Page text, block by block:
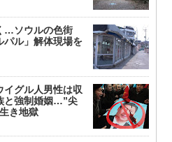
…ソウルの色街
パル」解体現場を
イグル人男性は収
と強制婚姻…”尖
き地獄